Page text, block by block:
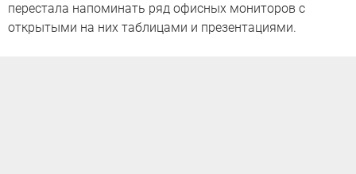
перестала напоминать ряд офисных мониторов с
открытыми на них таблицами и презентациями.